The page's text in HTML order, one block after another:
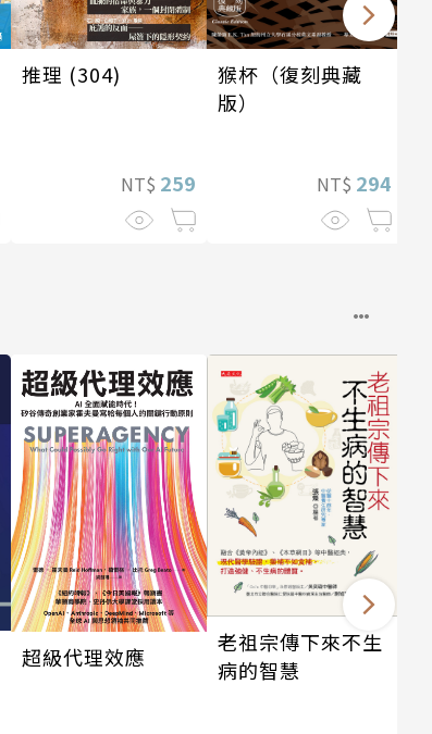
推理 (304)
NT$ 259
猴杯（復刻典藏
版）
NT$ 294
超級代理效應
老祖宗傳下來不生
病的智慧